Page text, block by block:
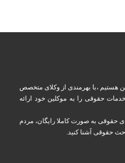
هستیم ،با بهرمندی از وکلای متخصص
حقوقی را به موکلین خود ارائه
حقوقی به صورت کاملا رایگان، مردم
حقوقی آشنا کنید.